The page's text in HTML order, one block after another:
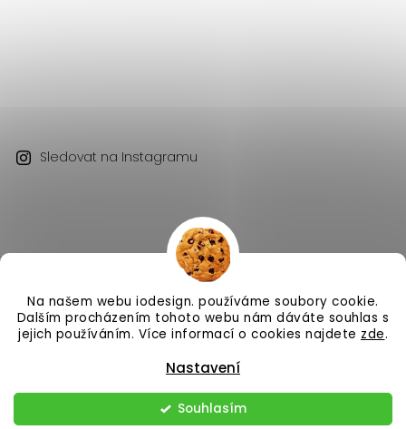
Na našem webu iodesign. používáme soubory cookie.
Dalším procházením tohoto webu nám dáváte souhlas s
jejich používáním. Více informací o cookies najdete zde.
Nastavení
Souhlasím
Sledovat na Instagramu
Copyright 2026 iodesign. . Všechna práva vyhrazena.
Vytvořil Shoptet| DesignShoptak.cz
Odstoupit od smlouvy